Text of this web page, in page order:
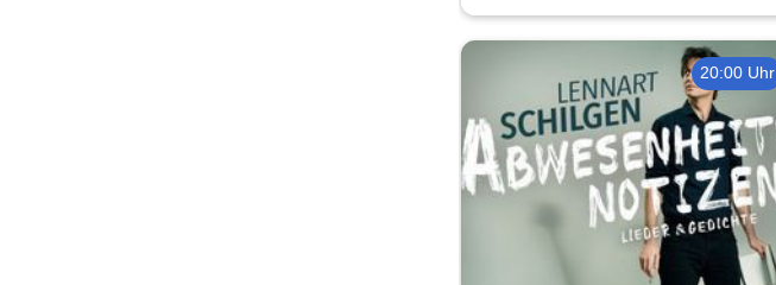
20:00 Uhr